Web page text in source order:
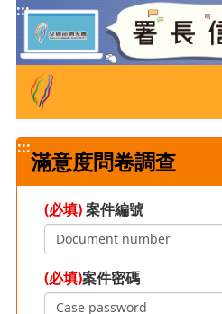
跳
主
要
:::
:::滿意度問卷調查
(必填)案件編號
(必填)案件密碼